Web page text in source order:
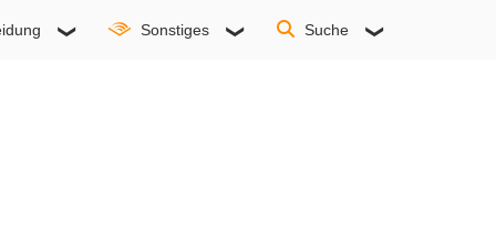
Sonstiges Suche